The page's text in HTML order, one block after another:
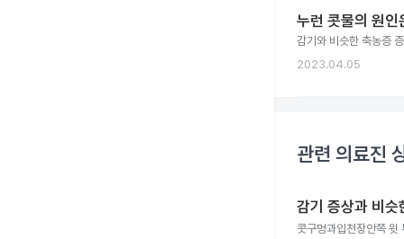
누런 콧물의 원
감기와 비슷한 축농증
2023.04.05
관련 의료진
감기 증상과 비
콧구멍과입천장안쪽 윗